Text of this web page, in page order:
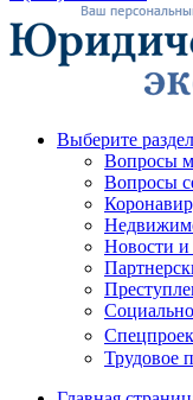
Выберите раздел
Вопросы
Вопросы
Новости и
Трудовое